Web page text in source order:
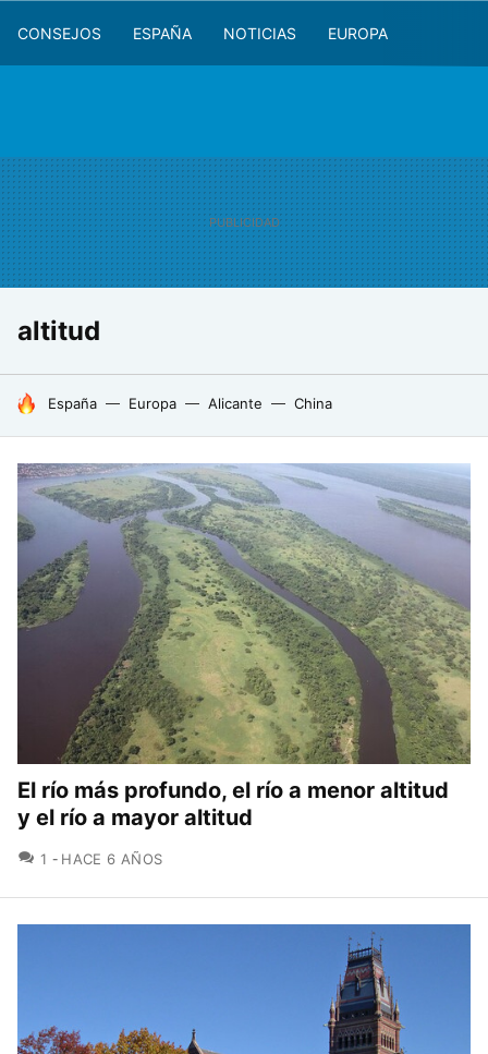
CONSEJOS ESPAÑA NOTICIAS EUROPA
altitud
HOY SE HABLA DE
España Europa Alicante China
El río más profundo, el río a menor altitud
y el río a mayor altitud
1 COMENTARIOS
HACE 6 AÑOS